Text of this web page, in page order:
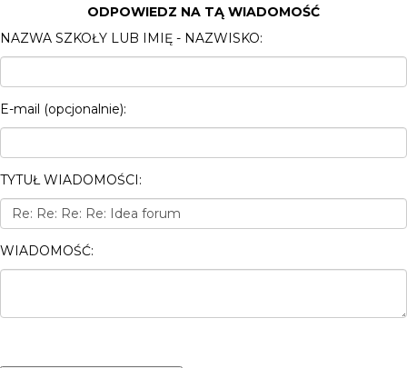
ODPOWIEDZ NA TĄ WIADOMOŚĆ
NAZWA SZKOŁY LUB IMIĘ - NAZWISKO:
E-mail (opcjonalnie):
TYTUŁ WIADOMOŚCI:
WIADOMOŚĆ: